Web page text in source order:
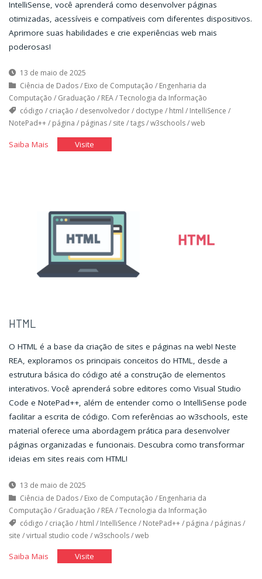
IntelliSense, você aprenderá como desenvolver páginas
otimizadas, acessíveis e compatíveis com diferentes dispositivos.
Aprimore suas habilidades e crie experiências web mais
poderosas!
13 de maio de 2025
Ciência de Dados/ Eixo de Computação / Engenharia da
Computação / Graduação / REA/Tecnologia da Informação
código / criação / desenvolvedor/ doctype / html / IntelliSence /
NotePad++/ página / páginas/ site /tags/w3schools/web
Saiba Mais"HTML
Visite"HTML
HTML
O HTML é a base da criação de sites e páginas na web! Neste
REA, exploramos os principais conceitos do HTML, desde a
estrutura básica do código até a construção de elementos
interativos. Você aprenderá sobre editores como Visual Studio
Code e NotePad++, além de entender como o IntelliSense pode
facilitar a escrita de código. Com referências ao w3schools, este
material oferece uma abordagem prática para desenvolver
páginas organizadas e funcionais. Descubra como transformar
ideias em sites reais com HTML!
13 de maio de 2025
Ciência de Dados/ Eixo de Computação / Engenharia da
Computação / Graduação / REA/Tecnologia da Informação
código / criação / html / IntelliSence / NotePad++/ página / páginas/
site /virtual studio code /w3schools/web
Saiba Mais"HTML" Visite"HTML"